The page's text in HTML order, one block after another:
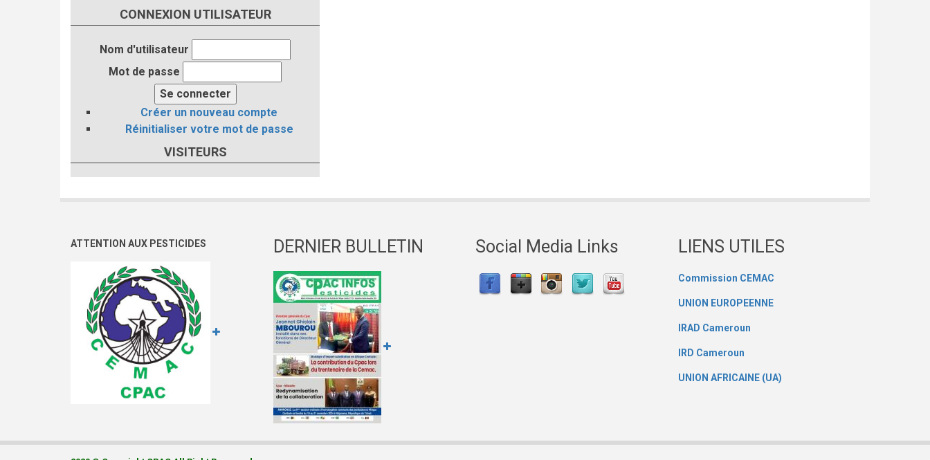
CONNEXION UTILISATEUR
Nom d'utilisateur
Mot de passe
Créer un nouveau compte
Réinitialiser votre mot de passe
VISITEURS
ATTENTION AUX PESTICIDES DERNIER BULLETIN Social Media Links LIENS UTILES
Commission CEMAC
UNION EUROPEENNE
IRAD Cameroun
IRD Cameroun
UNION AFRICAINE (UA)